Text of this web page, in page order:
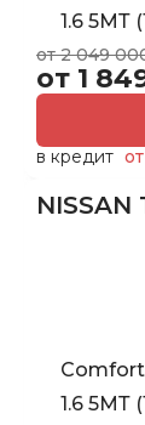
1.6 5МТ
от 2 049
от 1
в кредит
Comfort
1.6 5МТ